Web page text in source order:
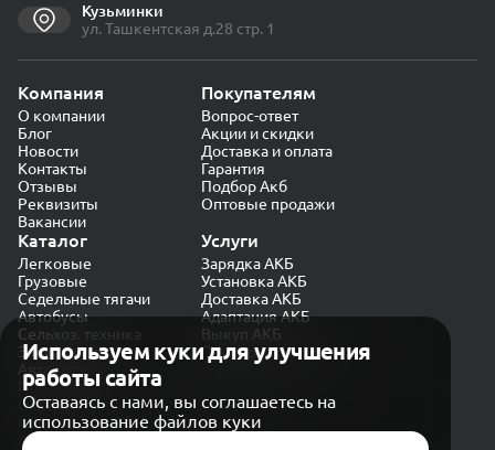
Используем куки для улучшения
работы сайта
Оставаясь с нами, вы соглашаетесь на
использование файлов куки
Кузьминки
ул. Ташкентская д.28 стр. 1
Компания
О компании
Блог
Новости
Контакты
Отзывы
Реквизиты
Вакансии
Покупателям
Вопрос-ответ
Акции и скидки
Доставка и оплата
Гарантия
Подбор Акб
Оптовые продажи
Каталог
Легковые
Грузовые
Седельные тягачи
Автобусы
Сельхоз. техника
Экскаваторы
Автокраны
Услуги
Зарядка АКБ
Установка АКБ
Доставка АКБ
Адаптация АКБ
Выкуп АКБ
Проверка генератора
Политика конфиденциальности
Обработка персональных данных
Согласие на обработку в «Яндекс.Метрика»
Карта сайта